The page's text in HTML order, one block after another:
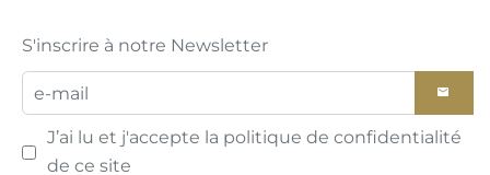
S'inscrire à notre Newsletter
J’ai lu et j'accepte la politique de confidentialité
de ce site